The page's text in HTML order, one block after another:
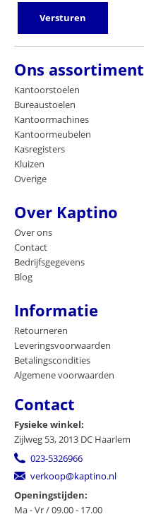
Versturen
Ons assortiment
Kantoorstoelen
Bureaustoelen
Kantoormachines
Kantoormeubelen
Kasregisters
Kluizen
Overige
Over Kaptino
Over ons
Contact
Bedrijfsgegevens
Blog
Informatie
Retourneren
Leveringsvoorwaarden
Betalingscondities
Algemene voorwaarden
Contact
Fysieke winkel:
Zijlweg 53, 2013 DC Haarlem
023-5326966
verkoop@kaptino.nl
Openingstijden:
Ma - Vr / 09.00 - 17.00